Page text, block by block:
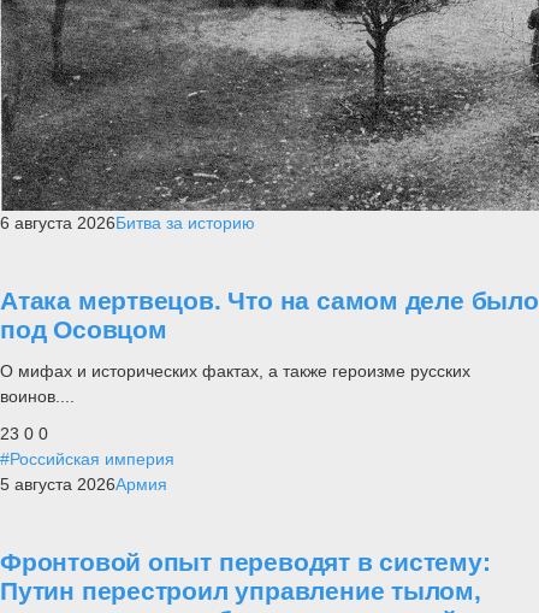
6 августа 2026Битва за историю
Атака мертвецов. Что на самом деле было
под Осовцом
О мифах и исторических фактах, а также героизме русских
воинов....
23 0 0
#Российская империя
5 августа 2026Армия
Фронтовой опыт переводят в систему:
Путин перестроил управление тылом,